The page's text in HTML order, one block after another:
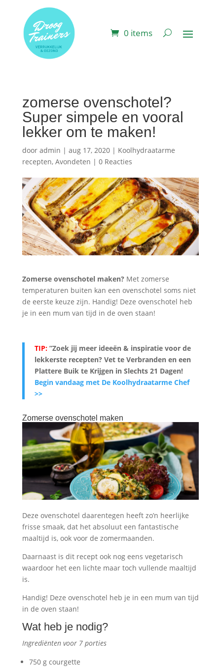
0 items
zomerse ovenschotel?
Super simpele en vooral
lekker om te maken!
door admin | aug 17, 2020| Koolhydraatarme
recepten, Avondeten | 0 Reacties
Zomerse ovenschotel maken?Met zomerse
temperaturen buiten kan een ovenschotel soms niet
de eerste keuze zijn. Handig! Deze ovenschotel heb
je in een mum van tijd in de oven staan!
TIP:”Zoek jij meer ideeën & inspiratie voor de
lekkerste recepten? Vet te Verbranden en een
Plattere Buik te Krijgen in Slechts 21 Dagen!
Begin vandaag met De Koolhydraatarme Chef
>>
Zomerse ovenschotel maken
Deze ovenschotel daarentegen heeft zo’n heerlijke
frisse smaak, dat het absoluut een fantastische
maaltijd is, ook voor de zomermaanden.
Daarnaast is dit recept ook nog eens vegetarisch
waardoor het een lichte maar toch vullende maaltijd
is.
Handig! Deze ovenschotel heb je in een mum van tijd
in de oven staan!
Wat heb je nodig?
Ingrediënten voor 7 porties
750 g courgette